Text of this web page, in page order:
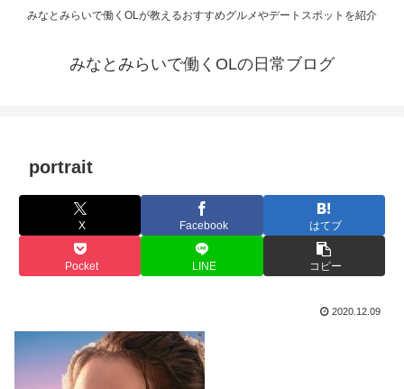
みなとみらいで働くOLが教えるおすすめグルメやデートスポットを紹介
みなとみらいで働くOLの日常ブログ
portrait
X Facebook はてブ
Pocket LINE コピー
2020.12.09